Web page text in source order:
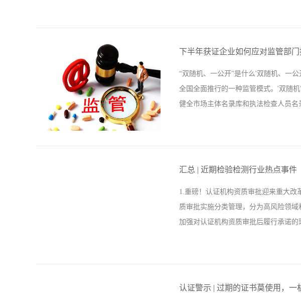
销售公司可以分为两种，纯销售和生
及销售过程都策划进去，所以销售公
业，目前所有企业都适合做ISO9001认
生出不同的细化标准，例如汽车行业、
下半年获证企业如何应对监管部门
“双随机、一公开”是什么'双随机、一
全国全面推行的一种监管模式。'双随
健全市场主体名录库和执法检查人员
下之间监管信息的互联互通，依托全
随机、一公开'、全面推进的了解。结
下：1、企业有关证件是否有效，证件
复等;2、下列证件必须有效：计量器
书上的人数一致，是否有差别?有差别
汇总 | 近期检验检测行业热点事件
1.重磅！认证机构资质审批迎来重大
质审批实施分类管理，分为高风险领
加强对认证机构资质审批后履行承诺
磅！市场监管总局发布《“十四五”认
验检测机构资质认定等领域改革，有
认证警示 | 过期的证书莫使用，一